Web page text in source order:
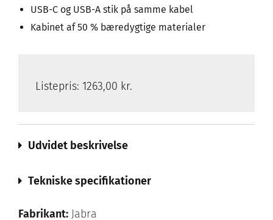
USB-C og USB-A stik på samme kabel
Kabinet af 50 % bæredygtige materialer
Listepris: 1263,00 kr.
Udvidet beskrivelse
Tekniske specifikationer
Fabrikant: Jabra